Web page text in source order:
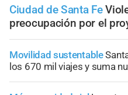
Ciudad de Santa Fe
preocupación por el
Movilidad sustentable
los 670 mil viajes y suma